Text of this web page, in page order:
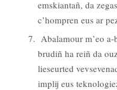
emskiantañ, da
c’hompren eus ar
Abalamour m’eo
brudiñ ha reiñ da
lieseurted
implij eus